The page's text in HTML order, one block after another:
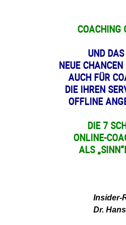
COACHING
UND
NEUE
AUCH FÜR
DIE IHREN
OFFLINE
DIE 7
ONLINE-
ALS
Insider-
Dr.